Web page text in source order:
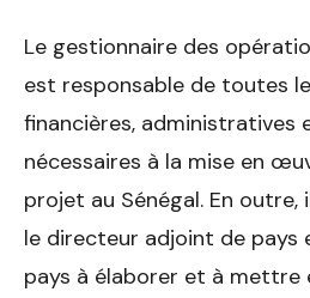
Le gestionnaire des
est responsable de toutes
financières, administratives
nécessaires à la mise en
projet au Sénégal. En outre,
le directeur adjoint de pays
pays à éla­borer et à mettre